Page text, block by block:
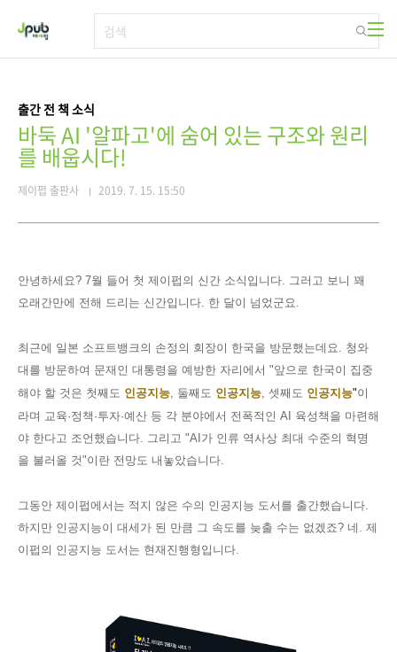
출간 전 책 소식
바둑 AI '알파고'에 숨어 있는 구조와 원리
를 배웁시다!
제이펍 출판사 2019. 7. 15. 15:50
안녕하세요? 7월 들어 첫 제이펍의 신간 소식입니다. 그러고 보니 꽤
오래간만에 전해 드리는 신간입니다. 한 달이 넘었군요.
최근에 일본 소프트뱅크의 손정의 회장이 한국을 방문했는데요. 청와
대를 방문하여 문재인 대통령을 예방한 자리에서 "앞으로 한국이 집중
해야 할 것은 첫째도 인공지능, 둘째도 인공지능, 셋째도 인공지능"이
라며 교육·정책 ·투자·예산 등 각 분야에서 전폭적인 AI 육성책을 마련해
야 한다고 조언했습니다. 그리고 "AI 가 인류 역사상 최대 수준의 혁명
을 불러올 것"이란 전망도 내놓았습니다.
그동안 제이펍에서는 적지 않은 수의 인공지능 도서를 출간했습니다.
하지만 인공지능이 대세가 된 만큼 그 속도를 늦출 수는 없겠죠? 네 . 제
이펍의 인공지능 도서는 현재진행형입니다.